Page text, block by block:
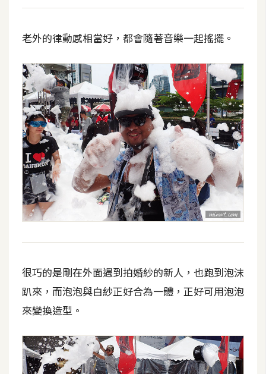
老外的律動感相當好，都會隨著音樂一起搖擺。
很巧的是剛在外面遇到拍婚紗的新人，也跑到泡沫
趴來，而泡泡與白紗正好合為一體，正好可用泡泡
來變換造型。